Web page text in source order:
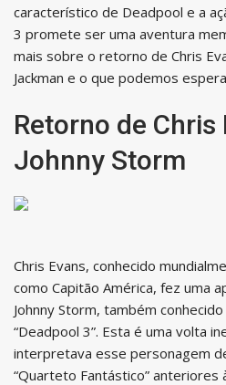
característico de Deadpool e a
3 promete ser uma aventura
mais sobre o retorno de Chris
Jackman e o que podemos
Retorno de Chris
Johnny Storm
Chris Evans, conhecido
como Capitão América, fez uma
Johnny Storm, também
“Deadpool 3”. Esta é uma volta
interpretava esse personagem
“Quarteto Fantástico” anteriores